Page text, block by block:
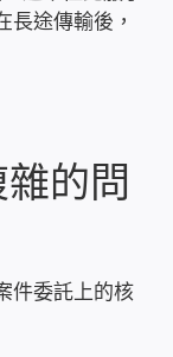
途傳輸後，
的問
件委託上的核